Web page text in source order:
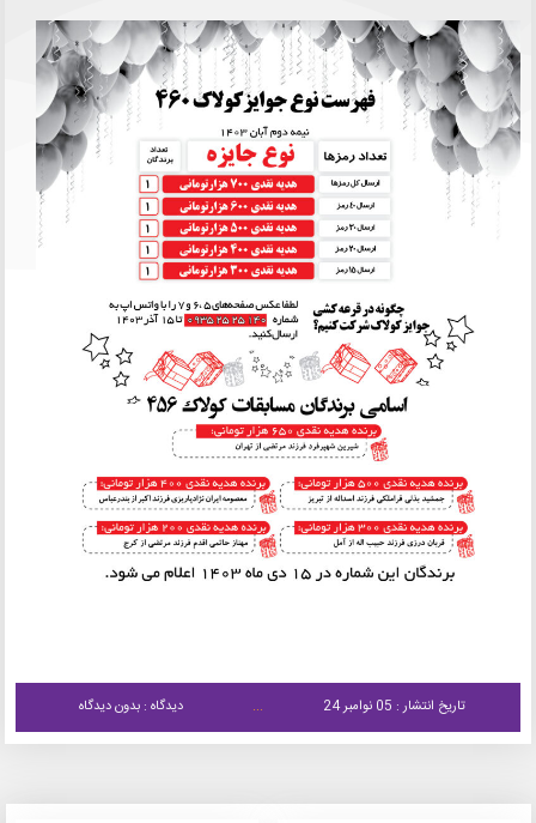
تاریخ انتشار : 05 نوامبر 24 دیدگاه : بدون دیدگاه